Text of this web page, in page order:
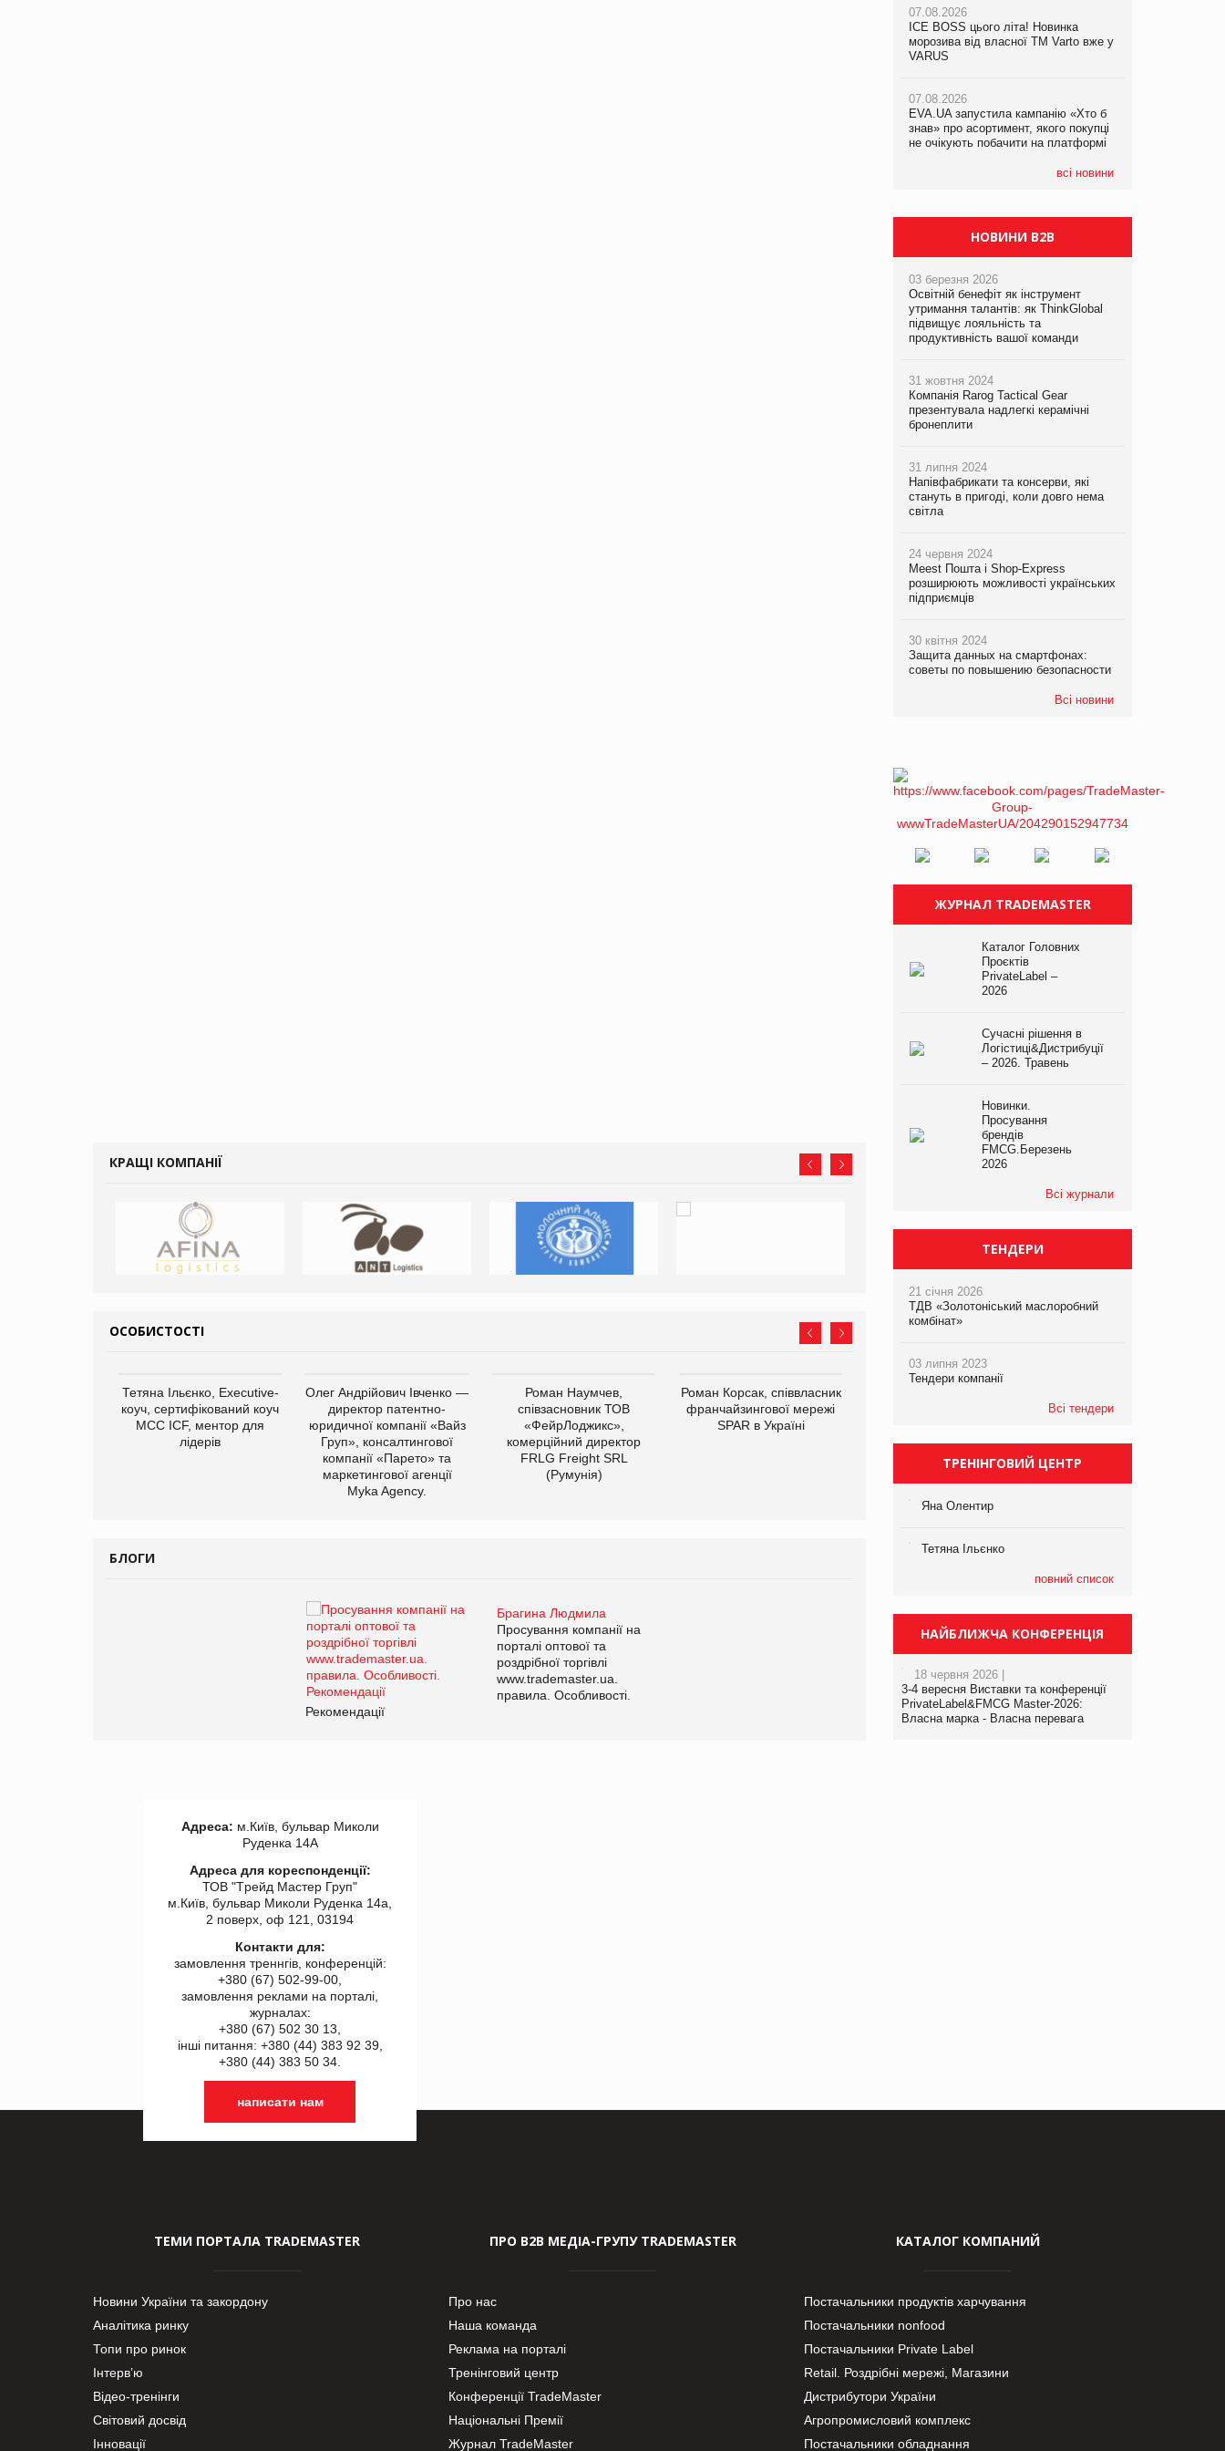
КРАЩІ КОМПАНІЇ
ОСОБИСТОСТІ
Тетяна Ільєнко, Executive-
коуч, сертифікований коуч
МСС ICF, ментор для
лідерів
Олег Андрійович Івченко —
директор патентно-
юридичної компанії «Вайз
Груп», консалтингової
компанії «Парето» та
маркетингової агенції
Myka Agency.
Роман Наумчев,
співзасновник ТОВ
«ФейрЛоджикс»,
комерційний директор
FRLG Freight SRL
(Румунія)
Роман Корсак, співвласник
франчайзингової мережі
SPAR в Україні
виробництва
компанії «УкраМарин»
БЛОГИ
Брагина Людмила
Просування компанії на
порталі оптової та
роздрібної торгівлі
www.trademaster.ua.
правила. Особливості.
Рекомендації
Брагина Людмила
Просування компанії на
www.trademaster.ua.
правила. Особливості.
07.08.2026
ICE BOSS цього літа! Новинка
морозива від власної ТМ Varto вже у
VARUS
07.08.2026
EVA.UA запустила кампанію «Хто б
знав» про асортимент, якого покупці
не очікують побачити на платформі
всі новини
06.08.2026
Смачна новинка для хвостатих: у
VARUS з’явилися паучі Varto Paw
05.08.2026
Мережа супермаркетів VARUS купує
мережу магазинів формату
компанія налічуватиме 374 магазини
07.08.2026
Франція заборонила рекламні дзвінки
НОВИНИ B2B
03 березня 2026
Освітній бенефіт як інструмент
утримання талантів: як ThinkGlobal
підвищує лояльність та
продуктивність вашої команди
31 жовтня 2024
Компанія Rarog Tactical Gear
презентувала надлегкі керамічні
бронеплити
31 липня 2024
Напівфабрикати та консерви, які
стануть в пригоді, коли довго нема
світла
24 червня 2024
Meest Пошта і Shop-Express
розширюють можливості українських
підприємців
30 квітня 2024
Защита данных на смартфонах:
советы по повышению безопасности
Всі новини
ЖУРНАЛ TRADEMASTER
Каталог Головних
Проєктів
PrivateLabel –
2026
Сучасні рішення в
Логістиці&Дистрибуції
– 2026. Травень
Новинки.
Просування
брендів
FMCG.Березень
2026
Всі журнали
ТЕНДЕРИ
21 січня 2026
ТДВ «Золотоніський маслоробний
комбінат»
03 липня 2023
Тендери компанії
Всі тендери
ТРЕНІНГОВИЙ ЦЕНТР
Яна Олентир
Тетяна Ільєнко
повний список
НАЙБЛИЖЧА КОНФЕРЕНЦІЯ
18 червня 2026 |
3-4 вересня Виставки та конференції
PrivateLabel&FMCG Master-2026:
Власна марка - Власна перевага
Адреса: м.Київ, бульвар Миколи
Руденка 14А
Адреса для кореспонденції:
ТОВ "Tрейд Мастер Груп"
м.Київ, бульвар Миколи Руденка 14а,
2 поверх, оф 121, 03194
Контакти для:
замовлення треннгів, конференцій:
+380 (67) 502-99-00,
замовлення реклами на порталі,
журналах:
+380 (67) 502 30 13,
інші питання: +380 (44) 383 92 39,
+380 (44) 383 50 34.
написати нам
ТЕМИ ПОРТАЛА TRADEMASTER
Новини України та закордону
Аналітика ринку
Топи про ринок
Інтерв’ю
Відео-тренінги
Світовий досвід
Інновації
ПРО В2В МЕДІА-ГРУПУ TRADEMASTER
Про нас
Наша команда
Реклама на порталі
Тренінговий центр
Конференції TradeMaster
Національні Премії
Журнал TradeMaster
КАТАЛОГ КОМПАНИЙ
Постачальники продуктів харчування
Постачальники nonfood
Постачальники Private Label
Retail. Роздрібні мережі, Магазини
Дистрибутори України
Агропромисловий комплекс
Постачальники обладнання